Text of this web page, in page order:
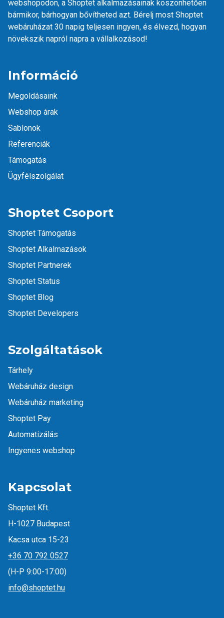
webshopodon, a Shoptet alkalmazásainak köszönhetően
bármikor, bárhogyan bővítheted azt. Bérelj most Shoptet
webáruházat 30 napig teljesen ingyen, és élvezd, hogyan
növekszik napról napra a vállalkozásod!
Információ
Megoldásaink
Webshop árak
Sablonok
Referenciák
Támogatás
Ügyfélszolgálat
Shoptet Csoport
Shoptet Támogatás
Shoptet Alkalmazások
Shoptet Partnerek
Shoptet Status
Shoptet Blog
Shoptet Developers
Szolgáltatások
Tárhely
Webáruház design
Webáruház marketing
Shoptet Pay
Automatizálás
Ingyenes webshop
Kapcsolat
Shoptet Kft.
H-1027 Budapest
Kacsa utca 15-23
+36 70 792 0527
(H-P 9:00-17:00)
info@shoptet.hu